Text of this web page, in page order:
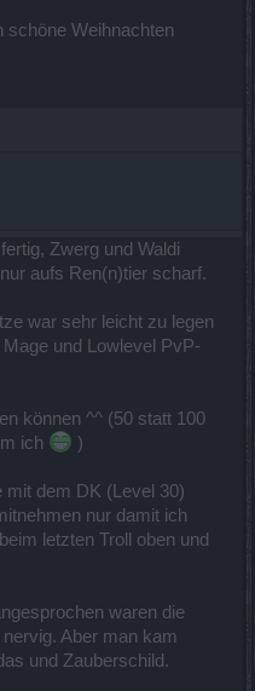
schöne Weihnachten
Zwerg und Waldi
aufs Ren(n)tier scharf.
war sehr leicht zu legen
und Lowlevel PvP-
können ^^ (50 statt 100
ich
)
mit dem DK (Level 30)
nur damit ich
letzten Troll oben und
waren die
Aber man kam
und Zauberschild.